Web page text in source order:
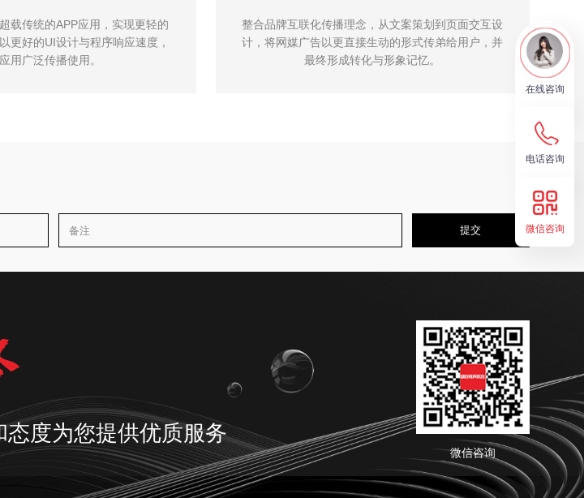
载传统的APP应用，实现更轻的
更好的UI设计与程序响应速度，
用广泛传播使用。
整合品牌互联化传播理念，从文案策划到页面交互设
计，将网媒广告以更直接生动的形式传弟给用户，并
最终形成转化与形象记忆。
度为您提供优质服务
微信咨询
在线咨询
电话咨询
微信咨询